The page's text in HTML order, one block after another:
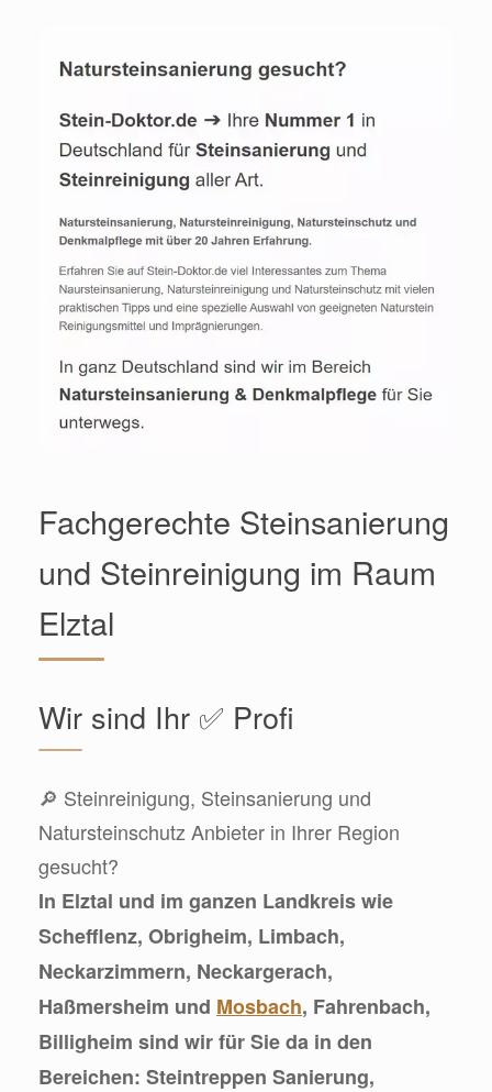
Fachgerechte Steinsanierung
und Steinreinigung im Raum
Elztal
Wir sind Ihr ✅ Profi
🔎 Steinreinigung, Steinsanierung und
Natursteinschutz Anbieter in Ihrer Region
gesucht?
In Elztal und im ganzen Landkreis wie
Schefflenz, Obrigheim, Limbach,
Neckarzimmern, Neckargerach,
Haßmersheim und Mosbach, Fahrenbach,
Billigheim sind wir für Sie da in den
Bereichen: Steintreppen Sanierung,